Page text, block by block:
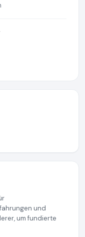
und
um fundierte